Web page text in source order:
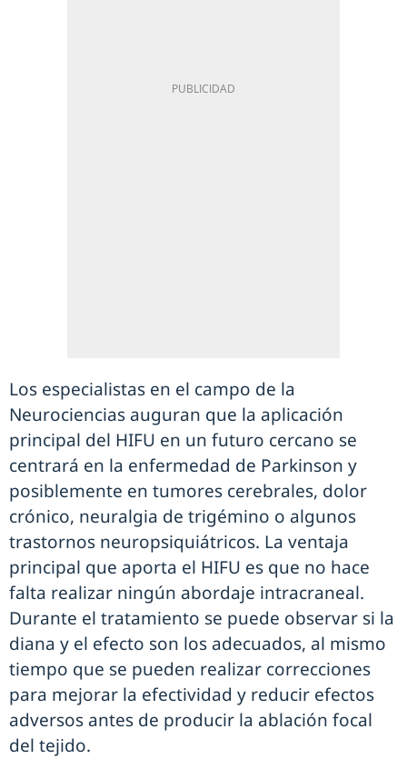
Los especialistas en el campo de la
Neurociencias auguran que la aplicación
principal del HIFU en un futuro cercano se
centrará en la enfermedad de Parkinson y
posiblemente en tumores cerebrales, dolor
crónico, neuralgia de trigémino o algunos
trastornos neuropsiquiátricos. La ventaja
principal que aporta el HIFU es que no hace
falta realizar ningún abordaje intracraneal.
Durante el tratamiento se puede observar si la
diana y el efecto son los adecuados, al mismo
tiempo que se pueden realizar correcciones
para mejorar la efectividad y reducir efectos
adversos antes de producir la ablación focal
del tejido.